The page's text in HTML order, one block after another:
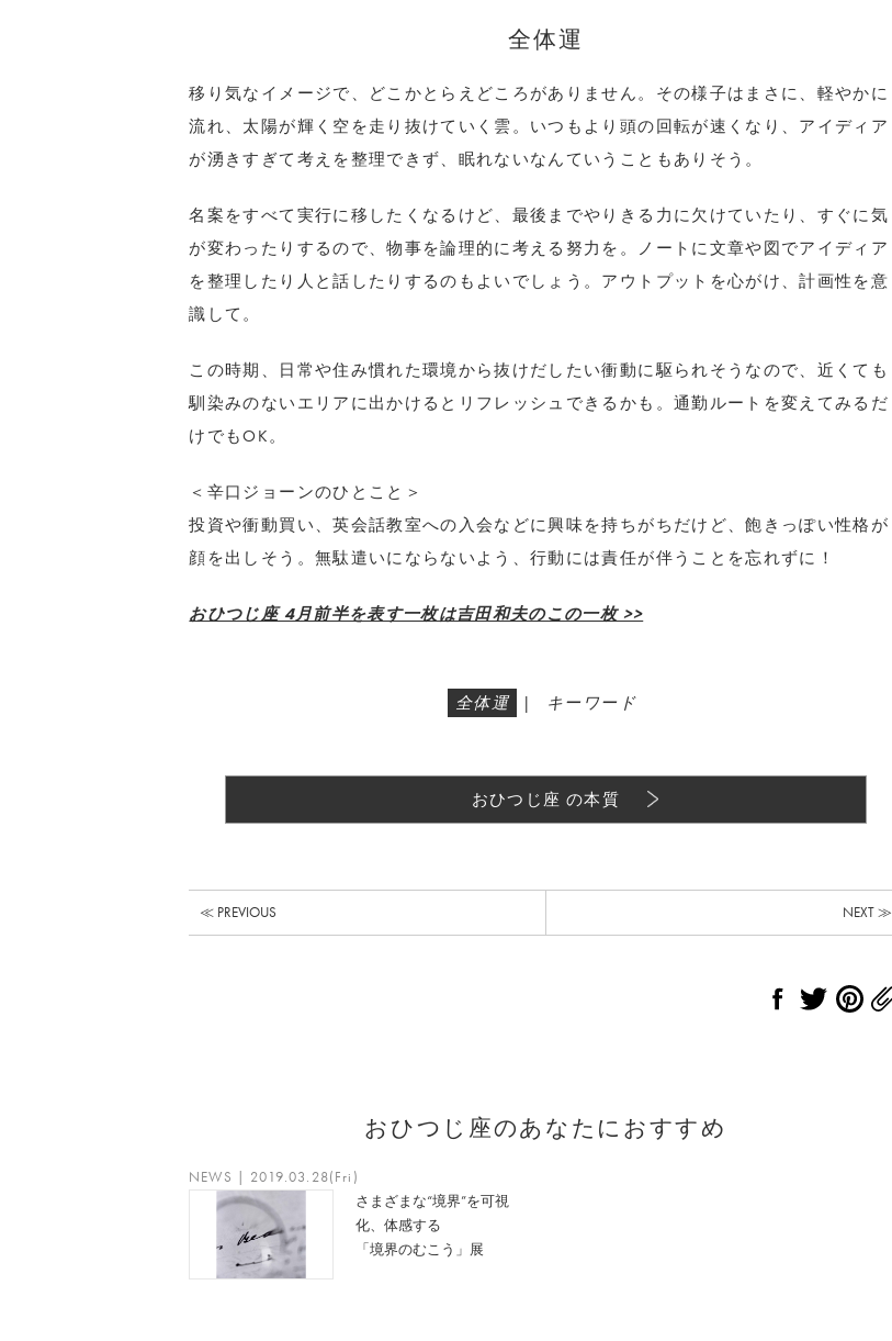
全体運
移り気なイメージで、どこかとらえどころがありません。その様子はまさに、軽やかに
流れ、太陽が輝く空を走り抜けていく雲。いつもより頭の回転が速くなり、アイディア
が湧きすぎて考えを整理できず、眠れないなんていうこともありそう。
名案をすべて実行に移したくなるけど、最後までやりきる力に欠けていたり、すぐに気
が変わったりするので、物事を論理的に考える努力を。ノートに文章や図でアイディア
を整理したり人と話したりするのもよいでしょう。アウトプットを心がけ、計画性を意
識して。
この時期、日常や住み慣れた環境から抜けだしたい衝動に駆られそうなので、近くても
馴染みのないエリアに出かけるとリフレッシュできるかも。通勤ルートを変えてみるだ
けでもOK。
＜辛口ジョーンのひとこと＞
投資や衝動買い、英会話教室への入会などに興味を持ちがちだけど、飽きっぽい性格が
顔を出しそう。無駄遣いにならないよう、行動には責任が伴うことを忘れずに！
おひつじ座 4月前半を表す一枚は吉田和夫のこの一枚 >>
全体運 | キーワード
おひつじ座 の本質
≪ PREVIOUS NEXT ≫
おひつじ座のあなたにおすすめ
NEWS | 2019.03.28(Fri)
さまざまな“境界”を可視
化、体感する
「境界のむこう」展